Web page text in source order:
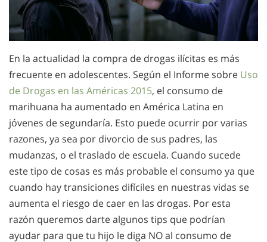
En la actualidad la compra de drogas ilícitas es más
frecuente en adolescentes. Según el Informe sobre Uso
de Drogas en las Américas 2015, el consumo de
marihuana ha aumentado en América Latina en
jóvenes de segundaría. Esto puede ocurrir por varias
razones, ya sea por divorcio de sus padres, las
mudanzas, o el traslado de escuela. Cuando sucede
este tipo de cosas es más probable el consumo ya que
cuando hay transiciones difíciles en nuestras vidas se
aumenta el riesgo de caer en las drogas. Por esta
razón queremos darte algunos tips que podrían
ayudar para que tu hijo le diga NO al consumo de